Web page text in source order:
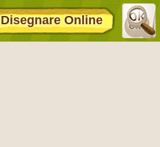
Disegnare Online